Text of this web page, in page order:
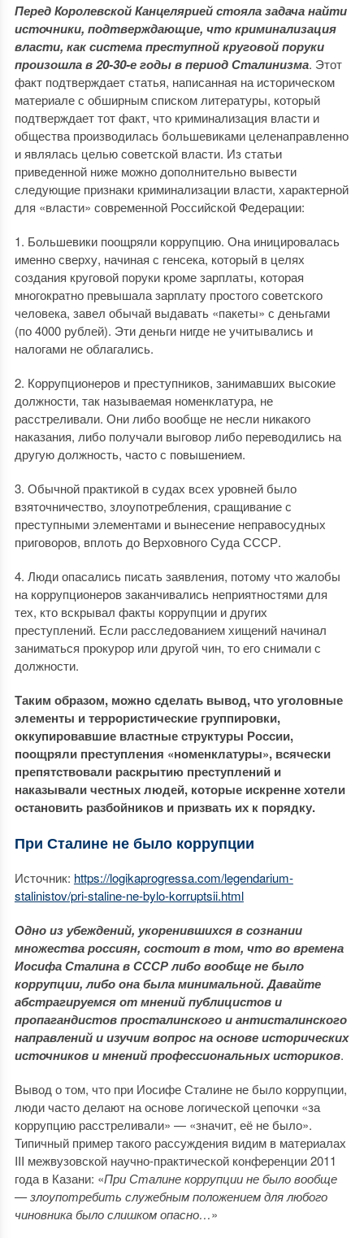
Перед Королевской Канцелярией стояла задача найти
источники, подтверждающие, что криминализация
власти, как система преступной круговой поруки
произошла в 20-30-е годы в период Сталинизма. Этот
факт подтверждает статья, написанная на историческом
материале с обширным списком литературы, который
подтверждает тот факт, что криминализация власти и
общества производилась большевиками целенаправленно
и являлась целью советской власти. Из статьи
приведенной ниже можно дополнительно вывести
следующие признаки криминализации власти, характерной
для «власти» современной Российской Федерации:
1. Большевики поощряли коррупцию. Она иницировалась
именно сверху, начиная с генсека, который в целях
создания круговой поруки кроме зарплаты, которая
многократно превышала зарплату простого советского
человека, завел обычай выдавать «пакеты» с деньгами
(по 4000 рублей). Эти деньги нигде не учитывались и
налогами не облагались.
2. Коррупционеров и преступников, занимавших высокие
должности, так называемая номенклатура, не
расстреливали. Они либо вообще не несли никакого
наказания, либо получали выговор либо переводились на
другую должность, часто с повышением.
3. Обычной практикой в судах всех уровней было
взяточничество, злоупотребления, сращивание с
преступными элементами и вынесение неправосудных
приговоров, вплоть до Верховного Суда СССР.
4. Люди опасались писать заявления, потому что жалобы
на коррупционеров заканчивались неприятностями для
тех, кто вскрывал факты коррупции и других
преступлений. Если расследованием хищений начинал
заниматься прокурор или другой чин, то его снимали с
должности.
Таким образом, можно сделать вывод, что уголовные
элементы и террористические группировки,
оккупировавшие властные структуры России,
поощряли преступления «номенклатуры», всячески
препятствовали раскрытию преступлений и
наказывали честных людей, которые искренне хотели
остановить разбойников и призвать их к порядку.
При Сталине не было коррупции
Источник: https://logikaprogressa.com/legendarium-
stalinistov/pri-staline-ne-bylo-korruptsii.html
Одно из убеждений, укоренившихся в сознании
множества россиян, состоит в том, что во времена
Иосифа Сталина в СССР либо вообще не было
коррупции, либо она была минимальной. Давайте
абстрагируемся от мнений публицистов и
пропагандистов просталинского и антисталинского
направлений и изучим вопрос на основе исторических
источников и мнений профессиональных историков.
Вывод о том, что при Иосифе Сталине не было коррупции,
люди часто делают на основе логической цепочки «за
коррупцию расстреливали» — «значит, её не было».
Типичный пример такого рассуждения видим в материалах
III межвузовской научно-практической конференции 2011
года в Казани: «При Сталине коррупции не было вообще
— злоупотребить служебным положением для любого
чиновника было слишком опасно…»